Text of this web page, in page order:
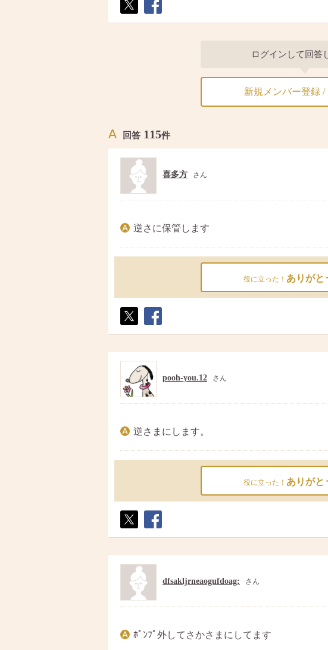
ト
ア
ログインして回答
新規メンバー登録 /
回答 115件
喜多方 さん
逆さに保管します
役に立った！ ありがと
ト
ア
pooh-you.12 さん
逆さまにします。
役に立った！ ありがと
ト
ア
dfsakljrneaogufdoag; さん
ﾎﾟﾝﾌﾟ外してさかさまにしてます